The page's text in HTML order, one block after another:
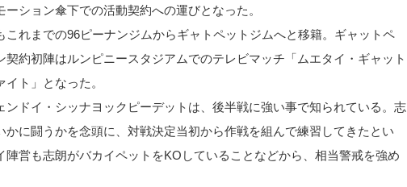
ーション傘下での活動契約への運びとなった。
これまでの96ピーナンジムからギャトペットジムへと移籍。ギャットペ
契約初陣はルンピニースタジアムでのテレビマッチ「ムエタイ・ギャット
ト」となった。
ンドイ・シッナヨックピーデットは、後半戦に強い事で知られている。志
かに闘うかを念頭に、対戦決定当初から作戦を組んで練習してきたとい
陣営も志朗がバカイペットをKOしていることなどから、相当警戒を強め